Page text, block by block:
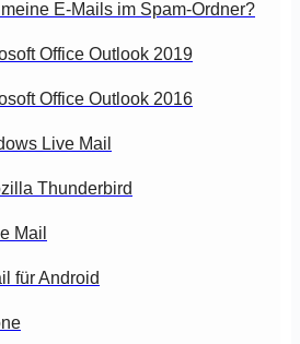
E-Mails im Spam-Ordner?
Office Outlook 2019
Office Outlook 2016
Live Mail
Thunderbird
Mail
für Android